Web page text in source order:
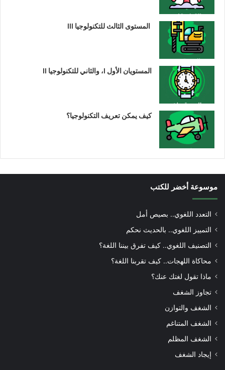
المستوى الثالث للتكنولوجيا III
المستويان الأول I، والثاني للتكنولوجيا II
كيف يمكن تعريف التكنولوجيا؟
موسوعة أخضر للكتب
التعدد اللغوي.. بصيص أمل
التمييز اللغوي.. بالحديث نحكم
التصنيف اللغوي.. كيف تفرق بيننا اللغة؟
محاكاة اللهجات.. كيف تقربنا اللغة؟
ماذا تقول لغتك عنك؟
تجاوز الشغف
الشغف والتوازن
الشغف المتناغم
الشغف المظلم
إيجاد الشغف